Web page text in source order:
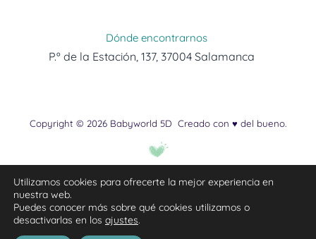
Dónde encontrarnos
P.º de la Estación, 137, 37004 Salamanca
Copyright © 2026 Babyworld 5D Creado con ♥ del bueno.
Utilizamos cookies para ofrecerte la mejor experiencia en
nuestra web.
Puedes conocer más sobre qué cookies utilizamos o
desactivarlas en los ajustes.